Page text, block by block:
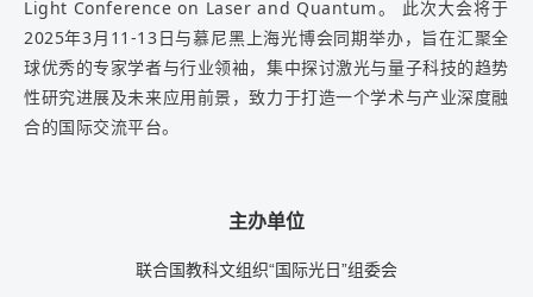
Light Conference on Laser and Quantum。 此次大会将于
2025年3月11-13日与慕尼黑上海光博会同期举办，旨在汇聚全
球优秀的专家学者与行业领袖，集中探讨激光与量子科技的趋势
性研究进展及未来应用前景，致力于打造一个学术与产业深度融
合的国际交流平台。
主办单位
联合国教科文组织“国际光日”组委会